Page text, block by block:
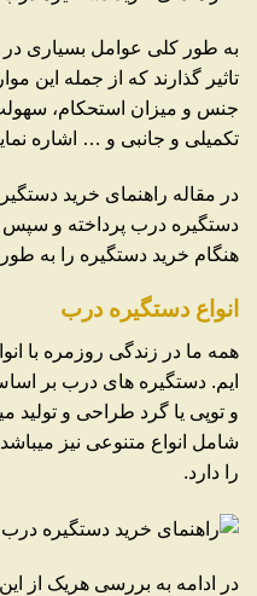
به طور کلی عوامل بسیاری
تاثیر گذارند که از جمله این
جنس و میزان استحکام،
تکمیلی و جانبی و … اشاره
در مقاله راهنمای خرید
دستگیره درب پرداخته و سپس
هنگام خرید دستگیره را به
انواع دستگیره درب
همه ما در زندگی روزمره با
ایم. دستگیره های درب بر
و توپی یا گرد طراحی و تولید
شامل انواع متنوعی نیز
را دارد.
در ادامه به بررسی هریک از